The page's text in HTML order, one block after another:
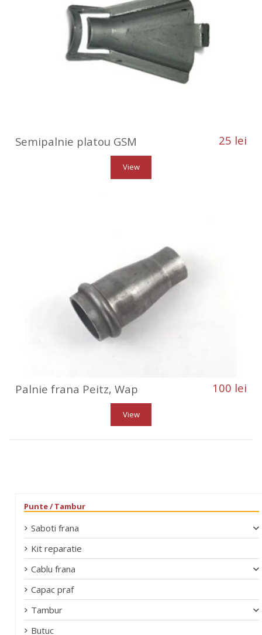
Semipalnie platou GSM 25 lei
View
Palnie frana Peitz, Wap 100 lei
View
Punte / Tambur
Saboti frana
Kit reparatie
Cablu frana
Capac praf
Tambur
Butuc